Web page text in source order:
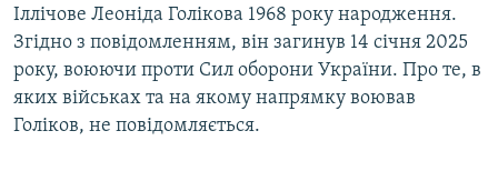
Іллічове Леоніда Голікова 1968 року народження.
Згідно з повідомленням, він загинув 14 січня 2025
року, воюючи проти Сил оборони України. Про те, в
яких військах та на якому напрямку воював
Голіков, не повідомляється.